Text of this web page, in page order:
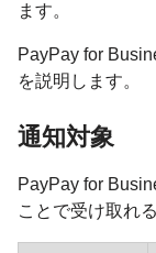
ます。
PayPay for
を説明します。
通知対象
PayPay for
ことで受け取れ